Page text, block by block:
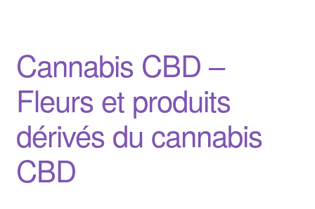
Cannabis CBD –
Fleurs et produits
dérivés du cannabis
CBD